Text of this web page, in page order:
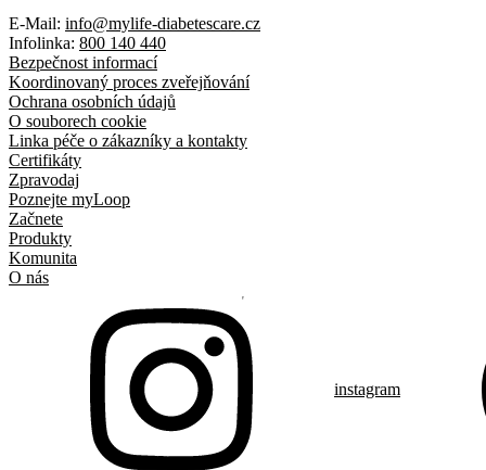
E-Mail: info@mylife-diabetescare.cz
Infolinka: 800 140 440
Bezpečnost informací
Koordinovaný proces zveřejňování
Ochrana osobních údajů
O souborech cookie
Linka péče o zákazníky a kontakty
Certifikáty
Zpravodaj
Poznejte myLoop
Začnete
Produkty
Komunita
O nás
instagram